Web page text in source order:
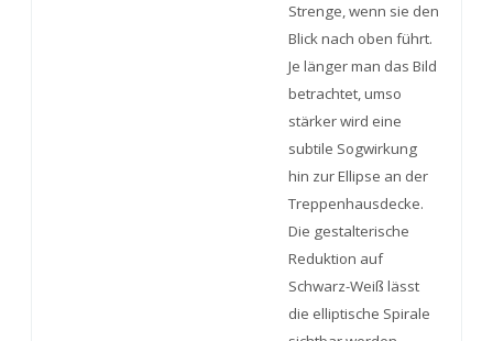
..
Strenge, wenn sie den
Blick nach oben führt.
Je länger man das Bild
betrachtet, umso
stärker wird eine
subtile Sogwirkung
hin zur Ellipse an der
Treppenhausdecke.
Die gestalterische
Reduktion auf
Schwarz-Weiß lässt
die elliptische Spirale